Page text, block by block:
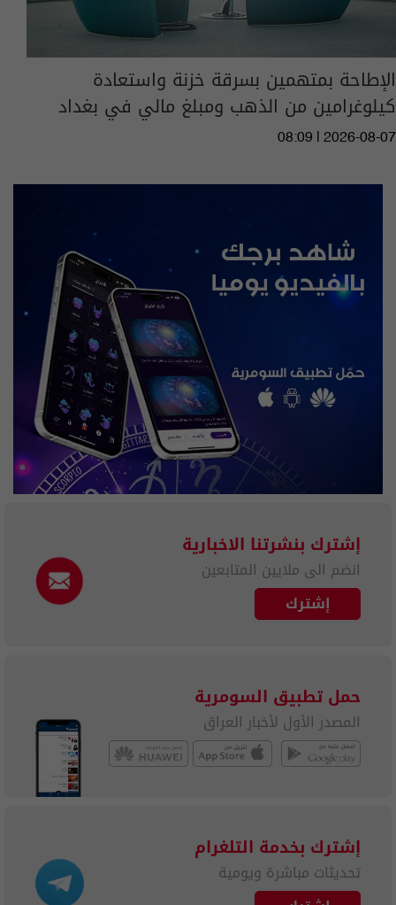
الإطاحة بمتهمين بسرقة خزنة واستعادة
كيلوغرامين من الذهب ومبلغ مالي في بغداد
08:09 | 2026-08-07
إشترك بنشرتنا الاخبارية
انضم الى ملايين المتابعين
إشترك
حمل تطبيق السومرية
المصدر الأول لأخبار العراق
إشترك بخدمة التلغرام
تحديثات مباشرة ويومية